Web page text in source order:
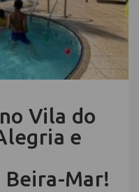
Vila do
e
Beira-Mar!